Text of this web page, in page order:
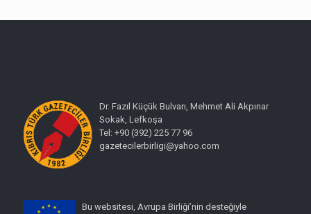
Dr. Fazıl Küçük Bulvarı, Mehmet Ali Akpınar
Sokak, Lefkoşa
Tel: +90 (392) 225 77 96
gazetecilerbirligi@yahoo.com
Bu websitesi, Avrupa Birliği’nin desteğiyle